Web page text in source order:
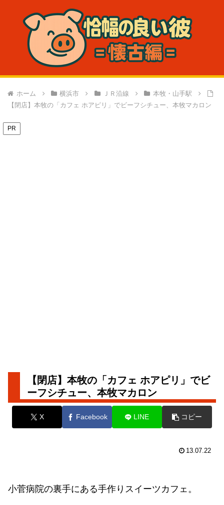
ホーム 横浜市 ＪＲ沿線
本牧・山手駅
【閉店】本牧の「カフェ ホアピリ」でビーフシチュー、本牧マカロン
PR
【閉店】本牧の「カフェ ホアピリ」でビ
ーフシチュー、本牧マカロン
X Facebook LINE コピー
13.07.22
小菅病院の裏手にある手作りスイーツカフェ。